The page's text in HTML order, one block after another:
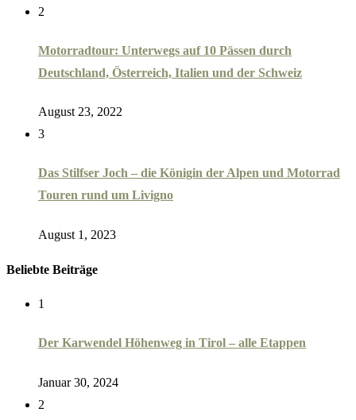
2
Motorradtour: Unterwegs auf 10 Pässen durch
Deutschland, Österreich, Italien und der Schweiz
August 23, 2022
3
Das Stilfser Joch – die Königin der Alpen und Motorrad
Touren rund um Livigno
August 1, 2023
Beliebte Beiträge
1
Der Karwendel Höhenweg in Tirol – alle Etappen
Januar 30, 2024
2